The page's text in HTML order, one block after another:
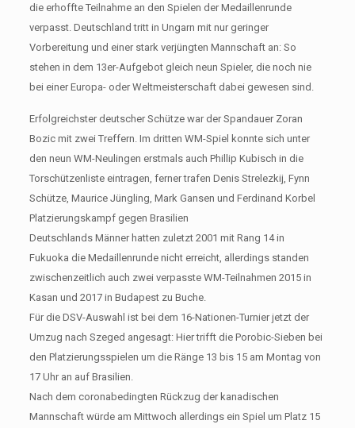
die erhoffte Teilnahme an den Spielen der Medaillenrunde
verpasst. Deutschland tritt in Ungarn mit nur geringer
Vorbereitung und einer stark verjüngten Mannschaft an: So
stehen in dem 13er-Aufgebot gleich neun Spieler, die noch nie
bei einer Europa- oder Weltmeisterschaft dabei gewesen sind.
Erfolgreichster deutscher Schütze war der Spandauer Zoran
Bozic mit zwei Treffern. Im dritten WM-Spiel konnte sich unter
den neun WM-Neulingen erstmals auch Phillip Kubisch in die
Torschützenliste eintragen, ferner trafen Denis Strelezkij, Fynn
Schütze, Maurice Jüngling, Mark Gansen und Ferdinand Korbel
Platzierungskampf gegen Brasilien
Deutschlands Männer hatten zuletzt 2001 mit Rang 14 in
Fukuoka die Medaillenrunde nicht erreicht, allerdings standen
zwischenzeitlich auch zwei verpasste WM-Teilnahmen 2015 in
Kasan und 2017 in Budapest zu Buche.
Für die DSV-Auswahl ist bei dem 16-Nationen-Turnier jetzt der
Umzug nach Szeged angesagt: Hier trifft die Porobic-Sieben bei
den Platzierungsspielen um die Ränge 13 bis 15 am Montag von
17 Uhr an auf Brasilien.
Nach dem coronabedingten Rückzug der kanadischen
Mannschaft würde am Mittwoch allerdings ein Spiel um Platz 15